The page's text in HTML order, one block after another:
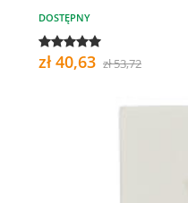
DOSTĘPNY
zł 40,63 zł 53,72